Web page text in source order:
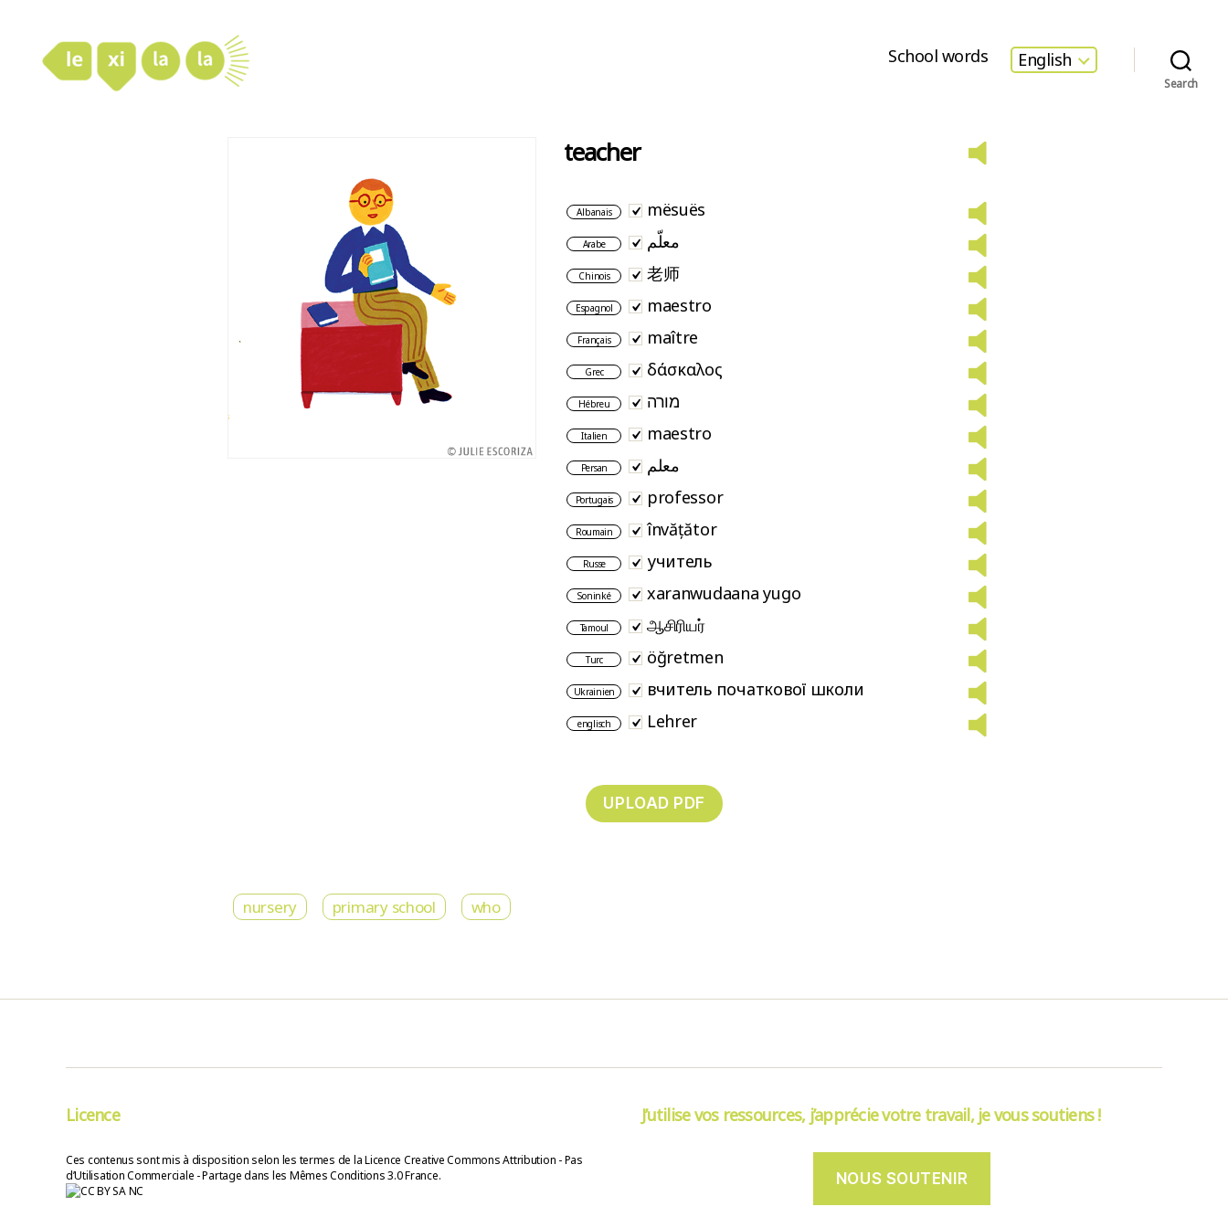
School words English
Search
teacher
Albanais mësuës
Arabe معلّم
Chinois 老师
Espagnol maestro
Français maître
Grec δάσκαλος
Hébreu מורה
Italien maestro
Persan معلم
Portugais professor
Roumain învățător
Russe учитель
Soninké xaranwudaana yugo
Tamoul ஆசிரியர்
Turc öğretmen
Ukrainien вчитель початкової школи
englisch Lehrer
nursery primary school who
Licence
Ces contenus sont mis à disposition selon les termes de la Licence Creative Commons Attribution - Pas
d’Utilisation Commerciale - Partage dans les Mêmes Conditions 3.0 France.
J’utilise vos ressources, j’apprécie votre travail, je vous soutiens !
NOUS SOUTENIR